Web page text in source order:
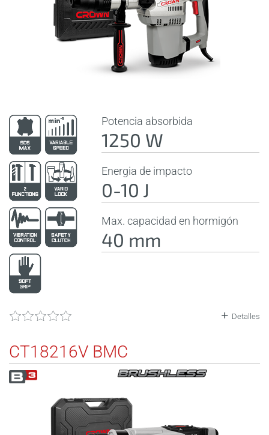
Potencia absorbida
1250 W
Energia de impacto
0-10 J
Max. capacidad en hormigón
40 mm
Detalles
CT18216V BMC